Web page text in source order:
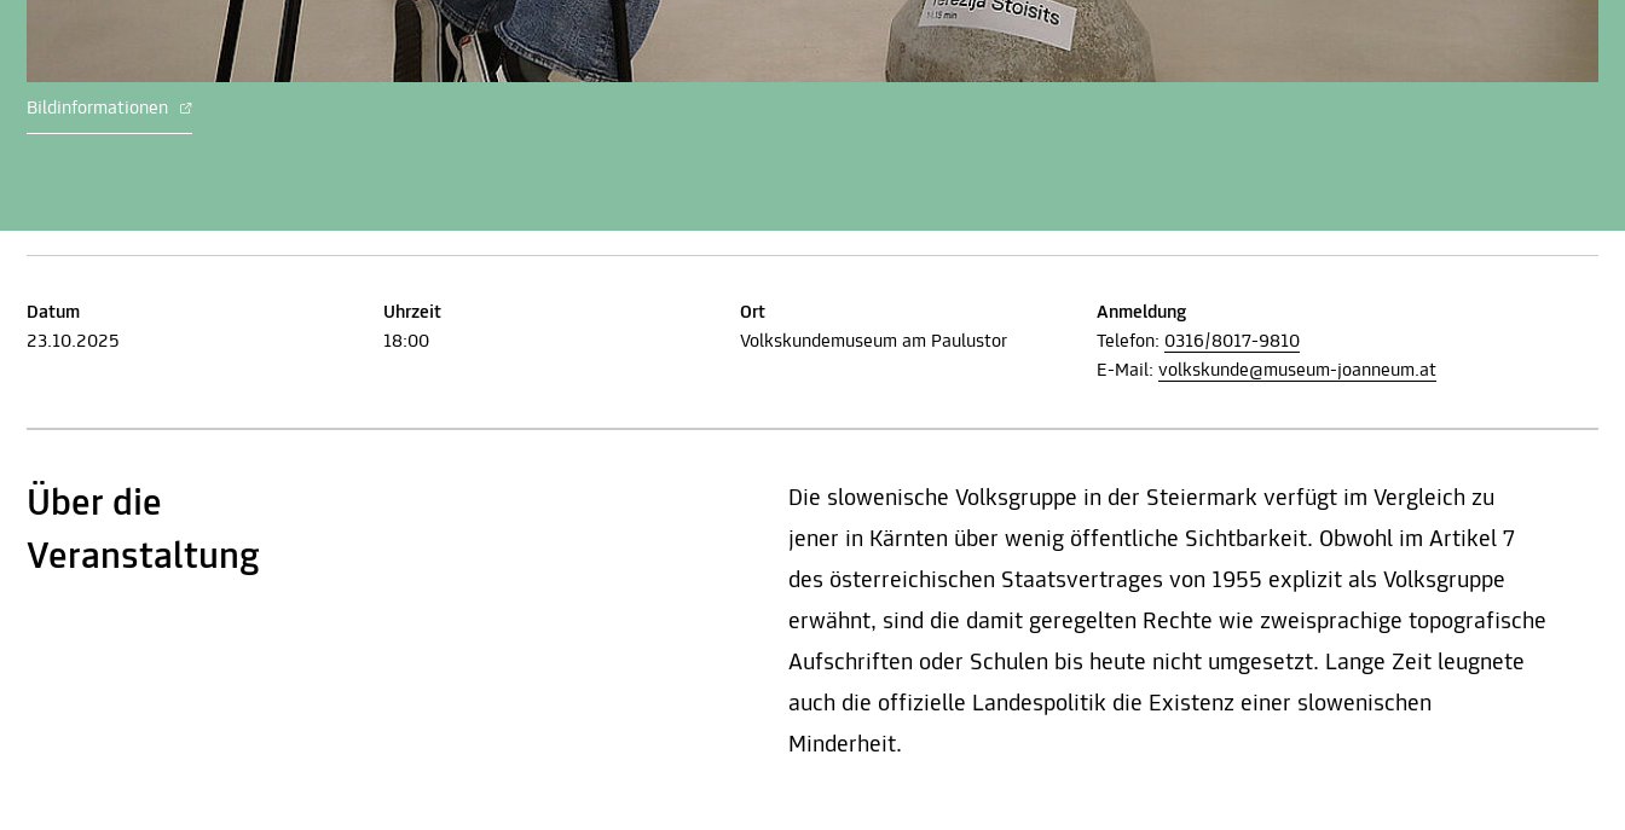
Bildinformationen
Datum
23.10.2025
Uhrzeit
18:00
Ort
Volkskundemuseum am Paulustor
Anmeldung
Telefon: 0316/8017-9810
E-Mail: volkskunde@museum-joanneum.at
Über die
Veranstaltung
Die slowenische Volksgruppe in der Steiermark verfügt im Vergleich zu
jener in Kärnten über wenig öffentliche Sichtbarkeit. Obwohl im Artikel 7
des österreichischen Staatsvertrages von 1955 explizit als Volksgruppe
erwähnt, sind die damit geregelten Rechte wie zweisprachige topografische
Aufschriften oder Schulen bis heute nicht umgesetzt. Lange Zeit leugnete
auch die offizielle Landespolitik die Existenz einer slowenischen
Minderheit.